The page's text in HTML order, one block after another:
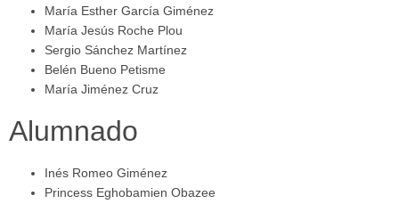
María Esther García Giménez
María Jesús Roche Plou
Sergio Sánchez Martínez
Belén Bueno Petisme
María Jiménez Cruz
Alumnado
Inés Romeo Giménez
Princess Eghobamien Obazee